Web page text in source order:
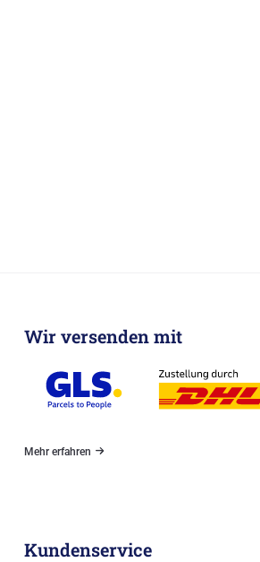
Wir versenden mit
Mehr erfahren
Kundenservice